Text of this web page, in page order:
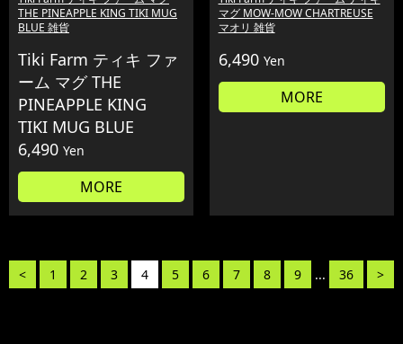
THE PINEAPPLE KING TIKI MUG
BLUE 雑貨
Tiki Farm ティキ ファ
ーム マグ THE
PINEAPPLE KING
TIKI MUG BLUE
6,490 Yen
MORE
マグ MOW-MOW CHARTREUSE
マオリ 雑貨
6,490 Yen
MORE
< 1 2 3 4 5 6 7 8 9 ... 36 >